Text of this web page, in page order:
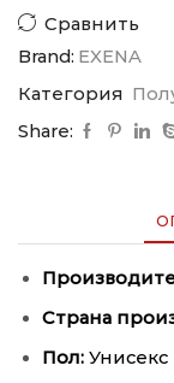
Сравнить
Brand: EXENA
Категория
Share:
Страна
Пол: Унисекс